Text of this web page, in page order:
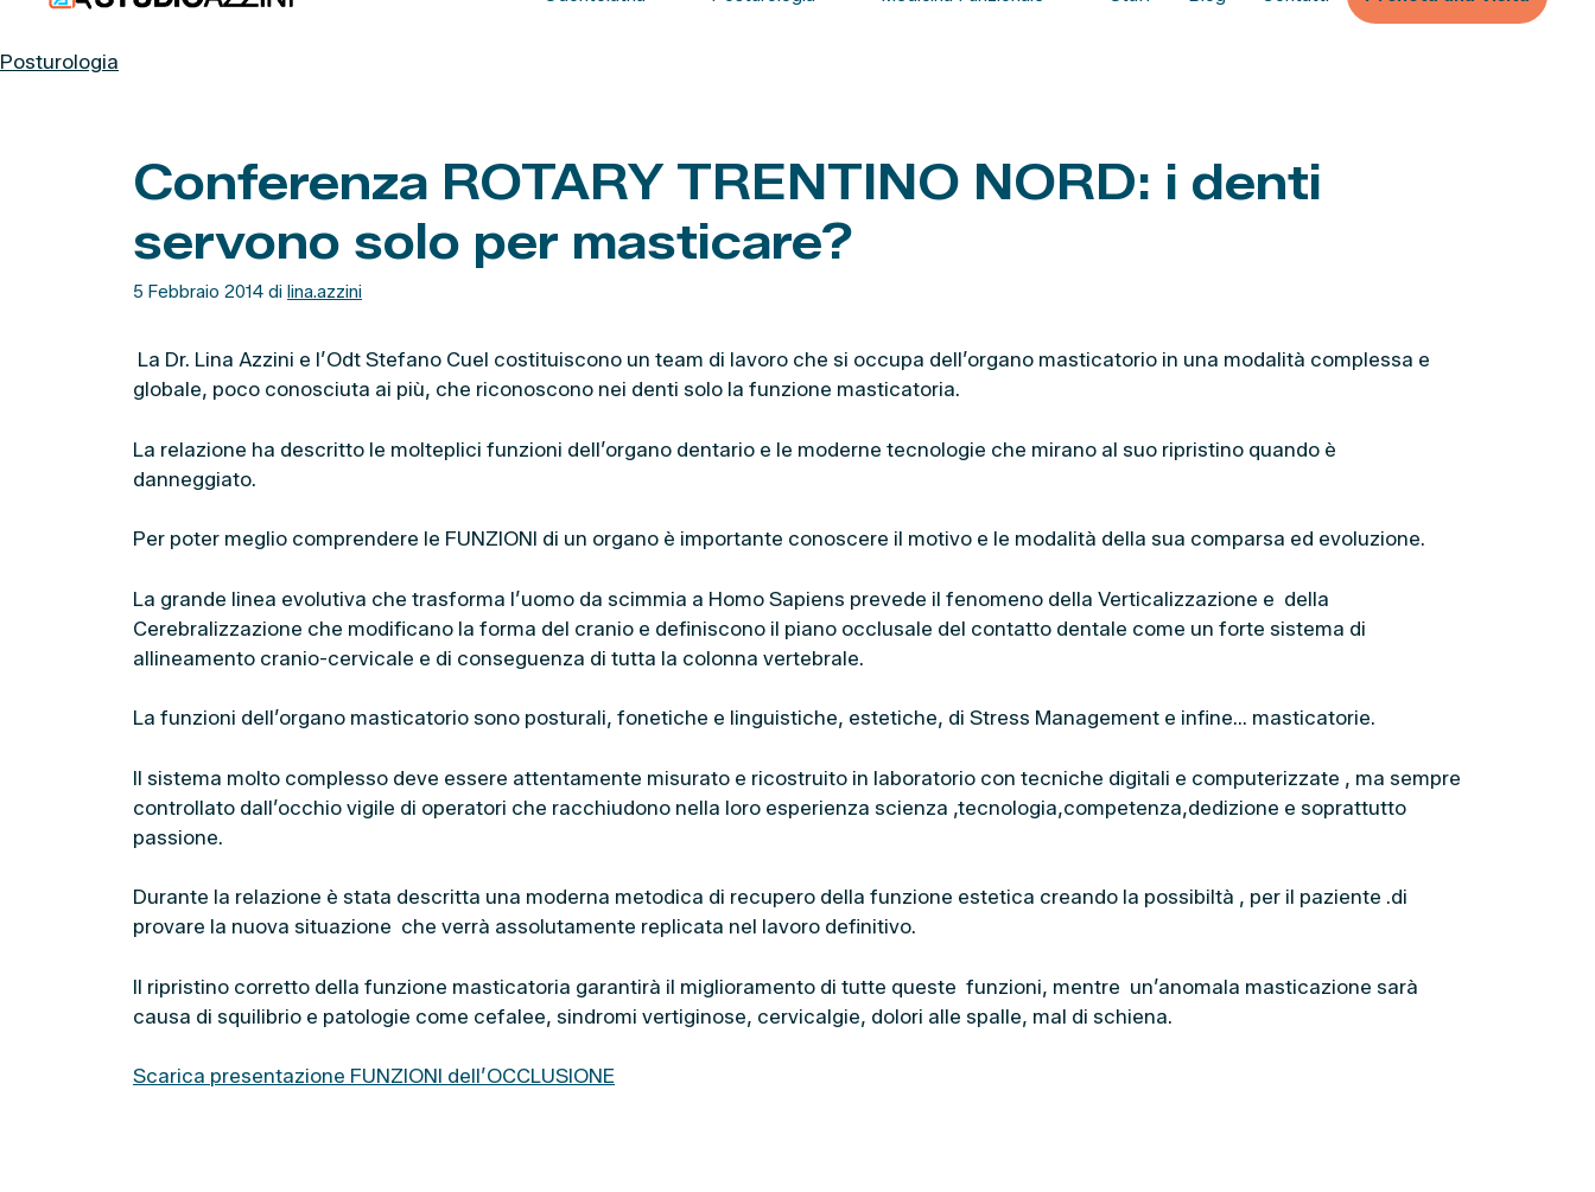
contenuto
Posturologia
Conferenza ROTARY TRENTINO NORD: i denti
servono solo per masticare?
5 Febbraio 2014 di lina.azzini
La Dr. Lina Azzini e l’Odt Stefano Cuel costituiscono un team di lavoro che si occupa dell’organo masticatorio in una modalità complessa e
globale, poco conosciuta ai più, che riconoscono nei denti solo la funzione masticatoria.
La relazione ha descritto le molteplici funzioni dell’organo dentario e le moderne tecnologie che mirano al suo ripristino quando è
danneggiato.
Per poter meglio comprendere le FUNZIONI di un organo è importante conoscere il motivo e le modalità della sua comparsa ed evoluzione.
La grande linea evolutiva che trasforma l’uomo da scimmia a Homo Sapiens prevede il fenomeno della Verticalizzazione e della
Cerebralizzazione che modificano la forma del cranio e definiscono il piano occlusale del contatto dentale come un forte sistema di
allineamento cranio-cervicale e di conseguenza di tutta la colonna vertebrale.
La funzioni dell’organo masticatorio sono posturali, fonetiche e linguistiche, estetiche, di Stress Management e infine… masticatorie.
Il sistema molto complesso deve essere attentamente misurato e ricostruito in laboratorio con tecniche digitali e computerizzate , ma sempre
controllato dall’occhio vigile di operatori che racchiudono nella loro esperienza scienza ,tecnologia,competenza,dedizione e soprattutto
passione.
Durante la relazione è stata descritta una moderna metodica di recupero della funzione estetica creando la possibiltà , per il paziente .di
provare la nuova situazione che verrà assolutamente replicata nel lavoro definitivo.
Il ripristino corretto della funzione masticatoria garantirà il miglioramento di tutte queste funzioni, mentre un’anomala masticazione sarà
causa di squilibrio e patologie come cefalee, sindromi vertiginose, cervicalgie, dolori alle spalle, mal di schiena.
Scarica presentazione FUNZIONI dell’OCCLUSIONE